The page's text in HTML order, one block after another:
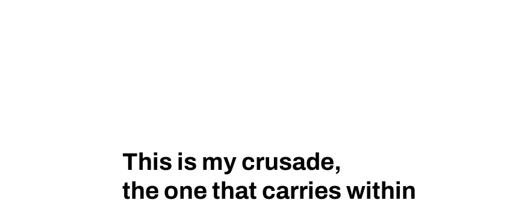
This is my crusade,
the one that carries within